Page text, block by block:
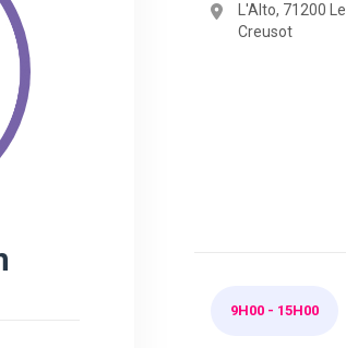
L'Alto, 71200 Le
Creusot
9H00 - 15H00